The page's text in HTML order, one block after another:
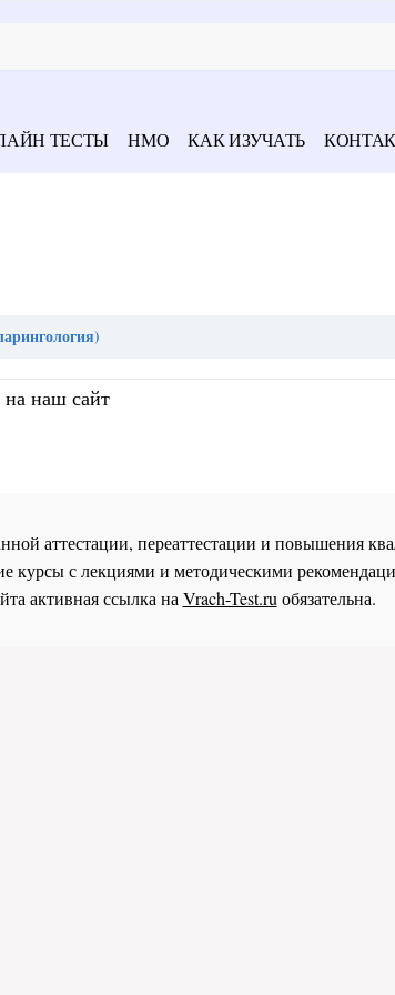
ТЕСТЫ НМО КАК ИЗУЧАТЬ
на наш сайт
аттестации, переаттестации и повышения
курсы с лекциями и методическими
активная ссылка на Vrach-Test.ru обязательна.